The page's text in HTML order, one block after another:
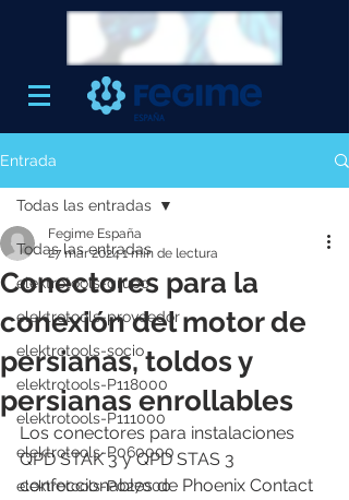
Entrada
Todas las entradas
elektrotools-grupo
elektrotools-proveedor
elektrotools-socio
elektrotools-P118000
elektrotools-P111000
elektrotools-P060000
elektrotools-P027000
Todas las entradas
Conectores para la
conexión del motor de
persianas, toldos y
persianas enrollables
Fegime España
27 mar 20241 min de lectura
Los conectores para instalaciones
QPD STAK 3 y QPD STAS 3
confeccionables de Phoenix Contact